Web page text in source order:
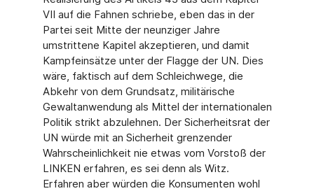
VII auf die Fahnen schriebe, eben das in der
Partei seit Mitte der neunziger Jahre
umstrittene Kapitel akzeptieren, und damit
Kampfeinsätze unter der Flagge der UN. Dies
wäre, faktisch auf dem Schleichwege, die
Abkehr von dem Grundsatz, militärische
Gewaltanwendung als Mittel der internationalen
Politik strikt abzulehnen. Der Sicherheitsrat der
UN würde mit an Sicherheit grenzender
Wahrscheinlichkeit nie etwas vom Vorstoß der
LINKEN erfahren, es sei denn als Witz.
Erfahren aber würden die Konsumenten wohl